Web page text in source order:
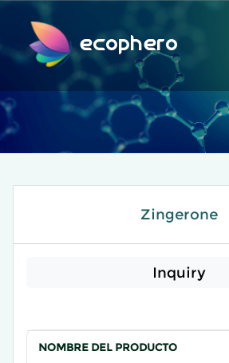
ecophero
Zingerone
Inquiry
NOMBRE DEL PRODUCTO